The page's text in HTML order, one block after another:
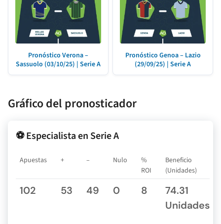
Pronóstico Verona –
Sassuolo (03/10/25) | Serie A
Pronóstico Genoa – Lazio
(29/09/25) | Serie A
Gráfico del pronosticador
⚽ Especialista en Serie A
Apuestas + – Nulo
%
ROI
Beneficio
(Unidades)
102 53 49 0 8
74.31
Unidades